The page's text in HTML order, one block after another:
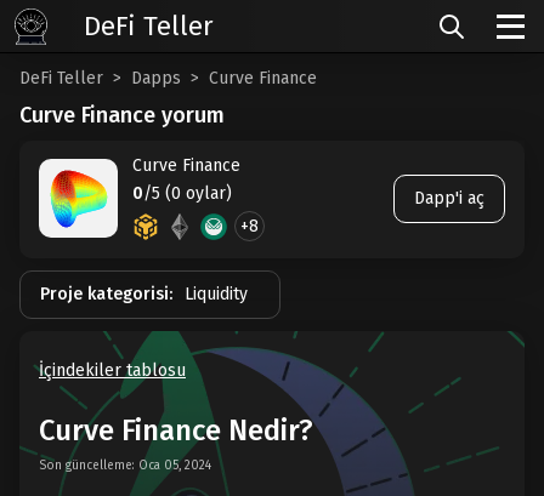
DeFi Teller Dapps Curve Finance
Curve Finance yorum
Curve Finance
+8
0/5 (0 oylar) Dapp'i aç
Proje kategorisi: Liquidity
İçindekiler tablosu
Curve Finance Nedir?
Son güncelleme: Oca 05, 2024
DeFi Teller